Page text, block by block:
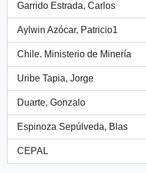
Garrido Estrada, Carlos
, 2 results
Aylwin Azócar, Patricio1
, 1 results
Chile. Ministerio de Minería
, 1 results
Uribe Tapia, Jorge
, 1 results
Duarte, Gonzalo
, 1 results
Espinoza Sepúlveda, Blas
, 1 results
CEPAL
, 1 results